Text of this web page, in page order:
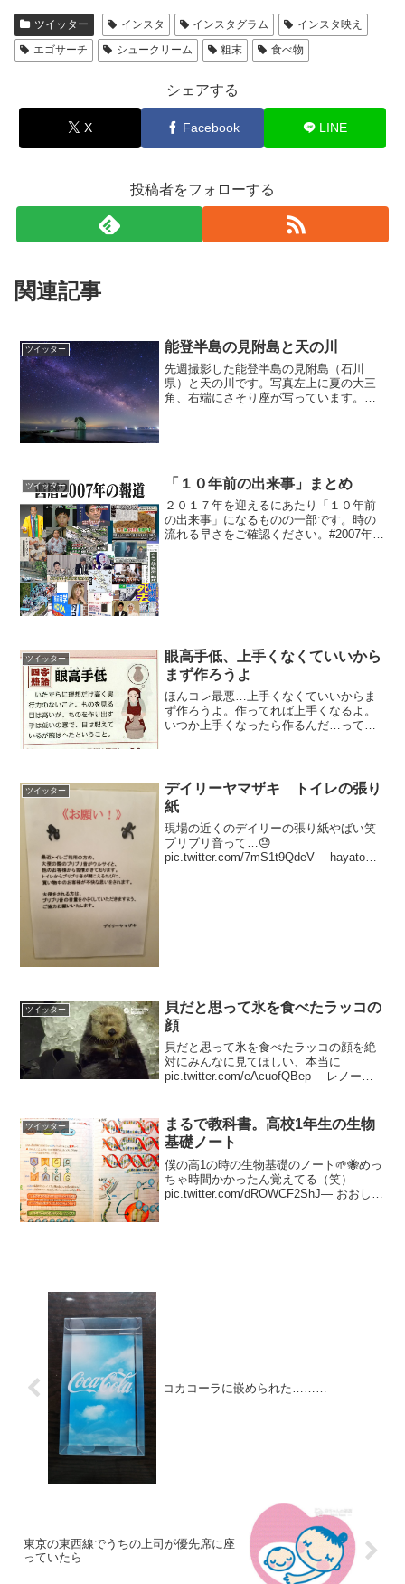
ツイッター インスタ インスタグラム
インスタ映え
エゴサーチ
シュークリーム 粗末 食べ物
シェアする
X Facebook LINE
投稿者をフォローする
関連記事
ツイッター 能登半島の見附島と天の川
先週撮影した能登半島の見附島（石川
県）と天の川です。写真左上に夏の大三
角、右端にさそり座が写っています。今
ツイッター 「１０年前の出来事」まとめ
２０１７年を迎えるにあたり「１０年前
の出来事」になるものの一部です。時の
流れる早さをご確認ください。#2007年が
ツイッター
眼高手低、上手くなくていいから
まず作ろうよ
ほんコレ最悪…上手くなくていいからま
ず作ろうよ。作ってれば上手くなるよ。
いつか上手くなったら作るんだ…って大
ツイッター
デイリーヤマザキ トイレの張り
紙
現場の近くのデイリーの張り紙やばい笑
ブリブリ音って…😓
pic.twitter.com/7mS1t9QdeV— hayato
ツイッター
貝だと思って氷を食べたラッコの
顔
貝だと思って氷を食べたラッコの顔を絶
対にみんなに見てほしい、本当に
pic.twitter.com/eAcuofQBep— レノール
ツイッター
まるで教科書。高校1年生の生物
基礎ノート
僕の高1の時の生物基礎のノート🌱🐝めっ
ちゃ時間かかったん覚えてる（笑）
pic.twitter.com/dROWCF2ShJ— おおしま
コカコーラに嵌められた………
東京の東西線でうちの上司が優先席に座
っていたら